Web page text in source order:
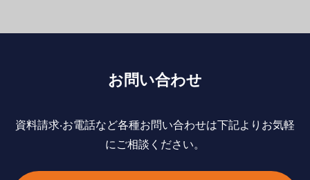
お問い合わせ
資料請求‧お電話など各種お問い合わせは下記よりお気軽
にご相談ください。